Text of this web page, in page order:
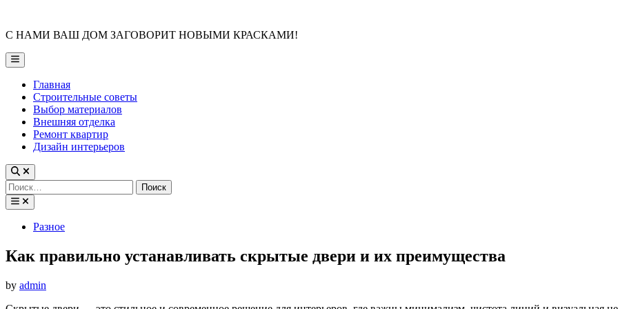
content
С НАМИ ВАШ ДОМ ЗАГОВОРИТ НОВЫМИ КРАСКАМИ!
Main
Menu
Главная
Строительные советы
Выбор материалов
Внешняя отделка
Ремонт квартир
Дизайн интерьеров
Найти:
PostedРазное
Как правильно устанавливать скрытые двери и их преимущества
by admin